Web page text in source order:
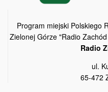
Program miejski Polskiego
Zielonej Górze "Radio
Radio
ul.
65-472